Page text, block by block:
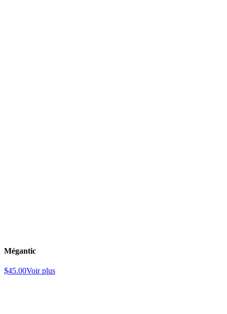
Mégantic
$45.00Voir plus